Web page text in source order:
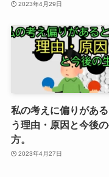
2023年4月29日
私の考えに偏りがあ
う理由・原因と今後
方。
2023年4月27日